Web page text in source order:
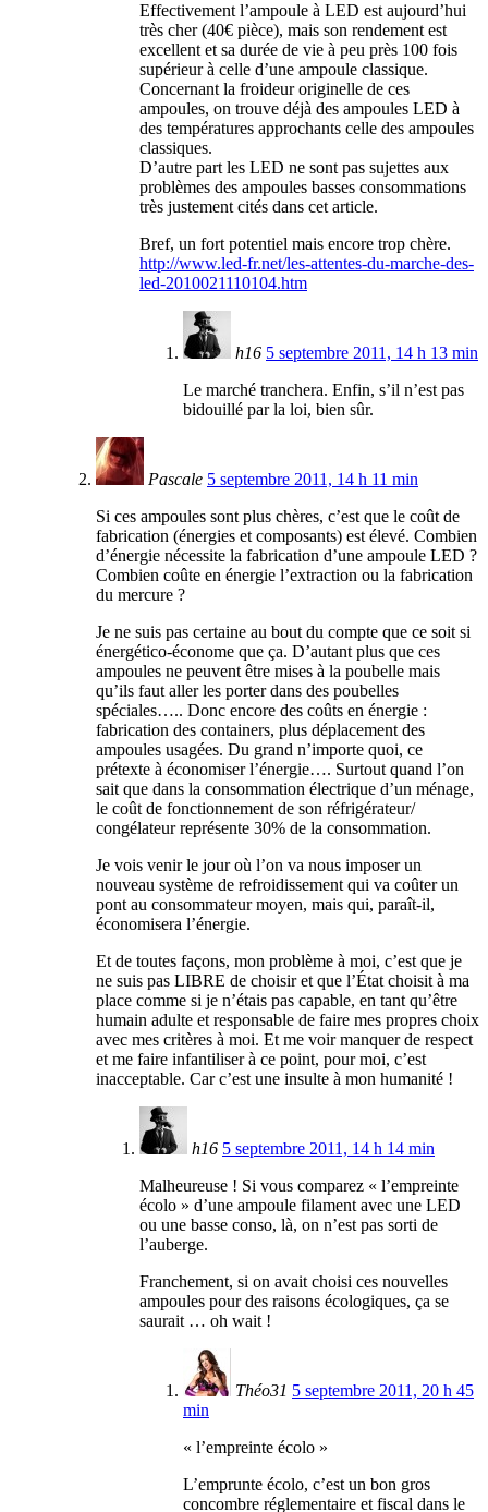
Effectivement l’ampoule à LED est aujourd’hui
très cher (40€ pièce), mais son rendement est
excellent et sa durée de vie à peu près 100 fois
supérieur à celle d’une ampoule classique.
Concernant la froideur originelle de ces
ampoules, on trouve déjà des ampoules LED à
des températures approchants celle des ampoules
classiques.
D’autre part les LED ne sont pas sujettes aux
problèmes des ampoules basses consommations
très justement cités dans cet article.
Bref, un fort potentiel mais encore trop chère.
http://www.led-fr.net/les-attentes-du-marche-des-
led-2010021110104.htm
h16 5 septembre 2011, 14 h 13 min
Le marché tranchera. Enfin, s’il n’est pas
bidouillé par la loi, bien sûr.
Pascale 5 septembre 2011, 14 h 11 min
Si ces ampoules sont plus chères, c’est que le coût de
fabrication (énergies et composants) est élevé. Combien
d’énergie nécessite la fabrication d’une ampoule LED ?
Combien coûte en énergie l’extraction ou la fabrication
du mercure ?
Je ne suis pas certaine au bout du compte que ce soit si
énergético-économe que ça. D’autant plus que ces
ampoules ne peuvent être mises à la poubelle mais
qu’ils faut aller les porter dans des poubelles
spéciales….. Donc encore des coûts en énergie :
fabrication des containers, plus déplacement des
ampoules usagées. Du grand n’importe quoi, ce
prétexte à économiser l’énergie…. Surtout quand l’on
sait que dans la consommation électrique d’un ménage,
le coût de fonctionnement de son réfrigérateur/
congélateur représente 30% de la consommation.
Je vois venir le jour où l’on va nous imposer un
nouveau système de refroidissement qui va coûter un
pont au consommateur moyen, mais qui, paraît-il,
économisera l’énergie.
Et de toutes façons, mon problème à moi, c’est que je
ne suis pas LIBRE de choisir et que l’État choisit à ma
place comme si je n’étais pas capable, en tant qu’être
humain adulte et responsable de faire mes propres choix
avec mes critères à moi. Et me voir manquer de respect
et me faire infantiliser à ce point, pour moi, c’est
inacceptable. Car c’est une insulte à mon humanité !
h16 5 septembre 2011, 14 h 14 min
Malheureuse ! Si vous comparez « l’empreinte
écolo » d’une ampoule filament avec une LED
ou une basse conso, là, on n’est pas sorti de
l’auberge.
Franchement, si on avait choisi ces nouvelles
ampoules pour des raisons écologiques, ça se
saurait … oh wait !
Théo31 5 septembre 2011, 20 h 45
min
« l’empreinte écolo »
L’emprunte écolo, c’est un bon gros
concombre réglementaire et fiscal dans le